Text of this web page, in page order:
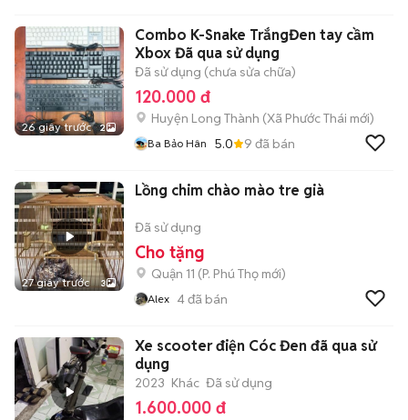
26 giây trước 2
Combo K-Snake TrắngĐen tay cầm
Xbox Đã qua sử dụng
Đã sử dụng (chưa sửa chữa)
120.000 đ
Huyện Long Thành (Xã Phước Thái mới)
Ba Bảo Hân 5.0 9 đã bán
27 giây trước 3
Lồng chim chào mào tre già
Đã sử dụng
Cho tặng
Quận 11 (P. Phú Thọ mới)
Alex 4đã bán
Xe scooter điện Cóc Đen đã qua sử
dụng
2023 Khác Đã sử dụng
1.600.000 đ